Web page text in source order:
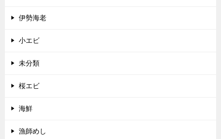
伊勢海老
小エビ
未分類
桜エビ
海鮮
漁師めし